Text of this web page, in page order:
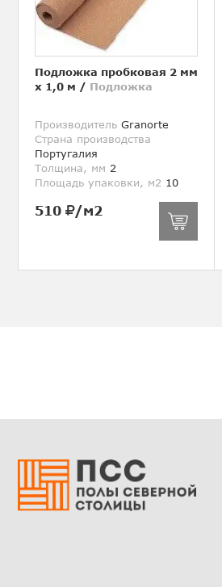
Подложка пробковая 2 мм
х 1,0 м / Подложка
Производитель Granorte
Страна производства
Португалия
Толщина, мм 2
Площадь упаковки, м2 10
510 /м2